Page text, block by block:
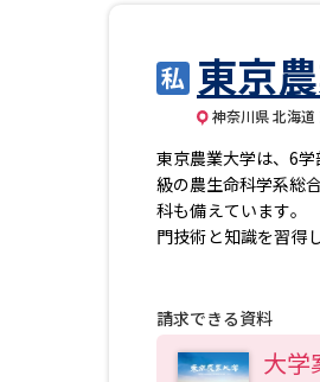
東京
神奈川県 北海道
東京農業大学は、6
級の農生命科学系総
科も備えています。
門技術と知識を習得
ンパスに、神奈川
請求できる資料
大学